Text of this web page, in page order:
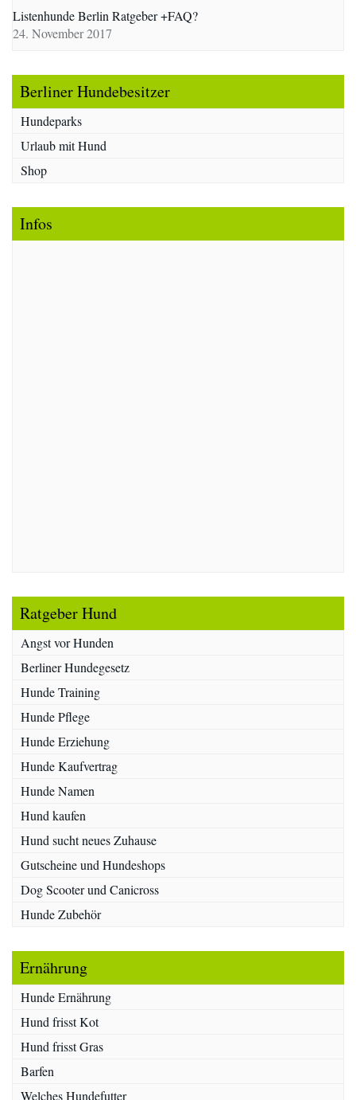
Listenhunde Berlin Ratgeber +FAQ?
24. November 2017
Berliner Hundebesitzer
Hundeparks
Urlaub mit Hund
Shop
Infos
Ratgeber Hund
Angst vor Hunden
Berliner Hundegesetz
Hunde Training
Hunde Pflege
Hunde Erziehung
Hunde Kaufvertrag
Hunde Namen
Hund kaufen
Hund sucht neues Zuhause
Gutscheine und Hundeshops
Dog Scooter und Canicross
Hunde Zubehör
Ernährung
Hunde Ernährung
Hund frisst Kot
Hund frisst Gras
Barfen
Welches Hundefutter